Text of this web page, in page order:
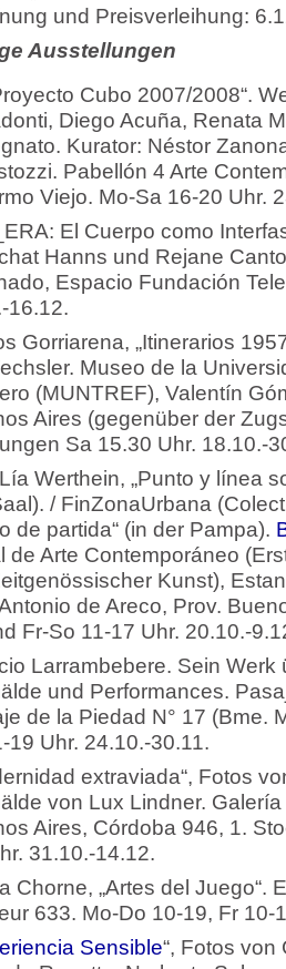
und Preisverleihung:
Ausstellungen
Cubo 2007/2008“.
Diego Acuña, Renata
Kurator: Néstor
Pabellón 4 Arte
Viejo. Mo-Sa 16-20 Uhr.
El Cuerpo como
Hanns und Rejane
Espacio Fundación
16.12.
Gorriarena, „Itinerarios
Museo de la
(MUNTREF), Valentín
Aires (gegenüber der
Sa 15.30 Uhr. 18.10.-
Werthein, „Punto y línea
/ FinZonaUrbana
de partida“ (in der Pampa).
de Arte Contemporáneo
Kunst),
de Areco, Prov.
Fr-So 11-17 Uhr. 20.10.-
Larrambebere. Sein
und Performances.
de la Piedad N° 17 (Bme.
19 Uhr. 24.10.-30.11.
extraviada“, Fotos
von Lux Lindner.
Aires, Córdoba 946, 1.
31.10.-14.12.
Chorne, „Artes del Juego“.
633. Mo-Do 10-19, Fr 10-
Sensible“, Fotos von